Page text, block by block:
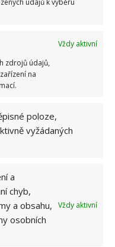
Vždy aktivní
zdrojů údajů,
na
poloze,
vyžádaných
a
chyb,
a obsahu,
osobních
Vždy aktivní